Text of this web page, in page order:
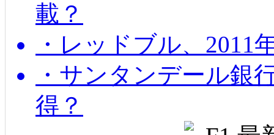
載？
・レッドブル、2011
・サンタンデール銀
得？